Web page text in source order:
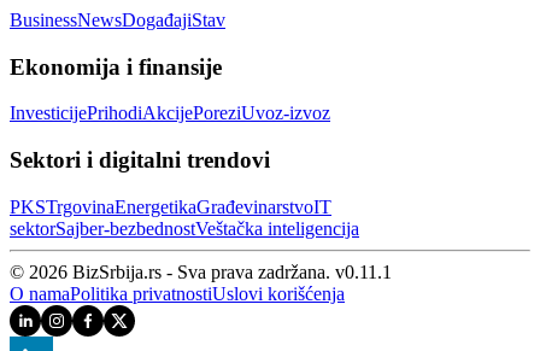
BusinessNewsDogađajiStav
Ekonomija i finansije
InvesticijePrihodiAkcijePoreziUvoz-izvoz
Sektori i digitalni trendovi
PKSTrgovinaEnergetikaGrađevinarstvoIT
sektorSajber‑bezbednostVeštačka inteligencija
© 2026 BizSrbija.rs - Sva prava zadržana. v0.11.1
O namaPolitika privatnostiUslovi korišćenja